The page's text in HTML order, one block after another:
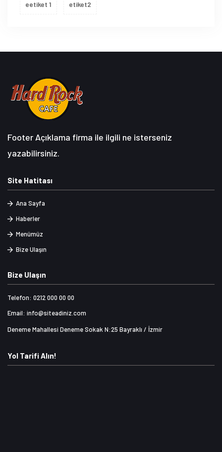
eetiket 1 etiket2
Footer Açıklama firma ile ilgili ne isterseniz
yazabilirsiniz.
Site Hatitası
Ana Sayfa
Haberler
Menümüz
Bize Ulaşın
Bize Ulaşın
Telefon: 0212 000 00 00
Email: info@siteadiniz.com
Deneme Mahallesi Deneme Sokak N:25 Bayraklı / İzmir
Yol Tarifi Alın!